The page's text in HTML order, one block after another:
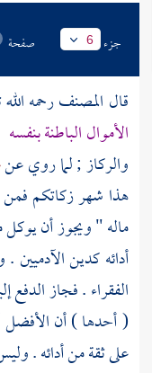
جزء 6 صفحة
قال المصنفرحمه
الأموال الباطنة بنفسه
والركاز ; لما روي عن
هذا شهر زكاتكم فمن
ماله " ويجوز أن
أدائه كدين الآدميين
الفقراء . فجاز الدفع
( أحدها ) أن
على ثقة من أدائه .